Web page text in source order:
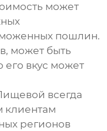
может
пошлин.
может быть
его вкус может
всегда
клиентам
регионов